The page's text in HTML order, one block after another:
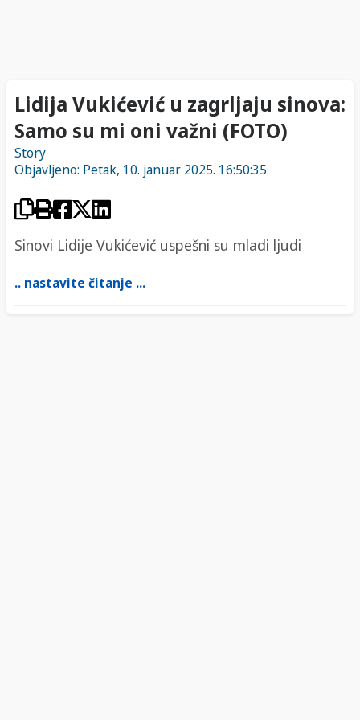
Lidija Vukićević u zagrljaju sinova:
Samo su mi oni važni (FOTO)
Story
Objavljeno: Petak, 10. januar 2025. 16:50:35
Sinovi Lidije Vukićević uspešni su mladi ljudi
.. nastavite čitanje ...